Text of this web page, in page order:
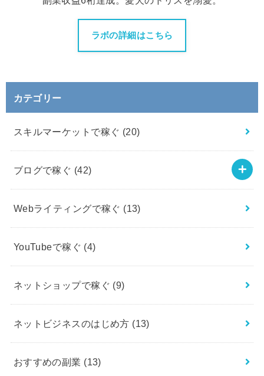
ラボの詳細はこちら
カテゴリー
スキルマーケットで稼ぐ (20)
ブログで稼ぐ (42)
Webライティングで稼ぐ (13)
YouTubeで稼ぐ (4)
ネットショップで稼ぐ (9)
ネットビジネスのはじめ方 (13)
おすすめの副業 (13)